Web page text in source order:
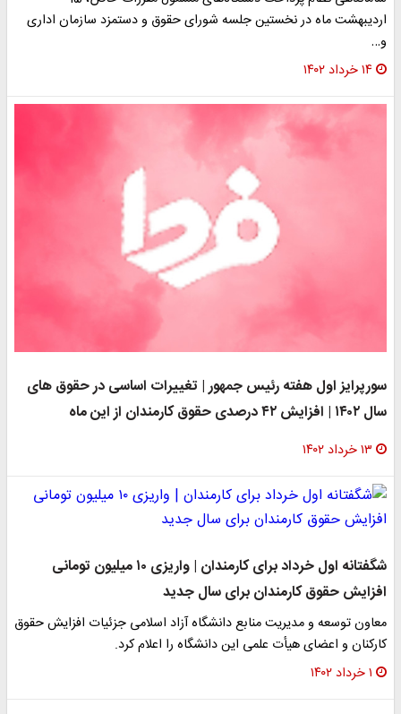
اردیبهشت ماه در نخستین جلسه شورای حقوق و دستمزد سازمان اداری
و…
۱۴ خرداد ۱۴۰۲
سورپرایز اول هفته رئیس جمهور | تغییرات اساسی در حقوق های
سال ۱۴۰۲ | افزایش ۴۲ درصدی حقوق کارمندان از این ماه
۱۳ خرداد ۱۴۰۲
شگفتانه اول خرداد برای کارمندان | واریزی ۱۰ میلیون تومانی
افزایش حقوق کارمندان برای سال جدید
معاون توسعه و مدیریت منابع دانشگاه آزاد اسلامی جزئیات افزایش حقوق
کارکنان و اعضای هیأت علمی این دانشگاه را اعلام کرد.
۱ خرداد ۱۴۰۲